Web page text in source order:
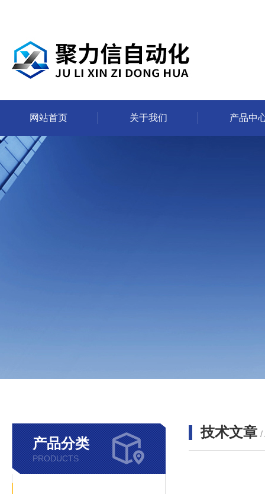
网站首页 关于我们 产品中
产品分类
PRODUCTS
技术文章 /